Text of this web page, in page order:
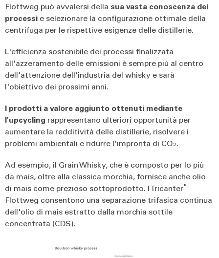
Flottweg può avvalersi della sua vasta conoscenza dei
processi e selezionare la configurazione ottimale della
centrifuga per le rispettive esigenze delle distillerie.
L'efficienza sostenibile dei processi finalizzata
all'azzeramento delle emissioni è sempre più al centro
dell'attenzione dell'industria del whisky e sarà
l'obiettivo dei prossimi anni.
I prodotti a valore aggiunto ottenuti mediante
l'upcycling rappresentano ulteriori opportunità per
aumentare la redditività delle distillerie, risolvere i
problemi ambientali e ridurre l'impronta di CO₂.
Ad esempio, il Grain Whisky, che è composto per lo più
da mais, oltre alla classica morchia, fornisce anche olio
di mais come prezioso sottoprodotto. I Tricanter®
Flottweg consentono una separazione trifasica continua
dell'olio di mais estratto dalla morchia sottile
concentrata (CDS).